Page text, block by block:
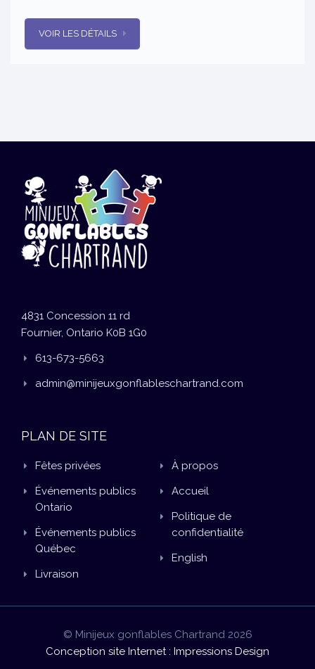
VOIR LES DÉTAILS
4831 Concession 11 rd
Fournier, Ontario K0B 1G0
613-673-5663
admin@minijeuxgonflableschartrand.com
PLAN DE SITE
Fêtes privées
Événements publics
Ontario
Événements publics
Québec
Livraison
À propos
Accueil
Politique de
confidentialité
English
© Minijeux gonflables Chartrand 2026
Conception site Internet : Impressions Design